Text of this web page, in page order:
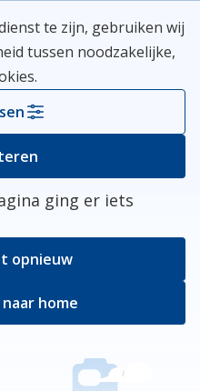
Open
ging er iets
opnieuw
home
te zijn, gebruiken wij
tussen noodzakelijke,